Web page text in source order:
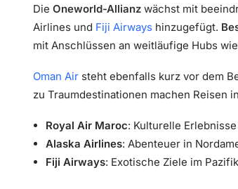
Die Oneworld-Allianz wächst mit
Airlines und Fiji Airways hinzugefügt.
mit Anschlüssen an weitläufige Hubs
Oman Air steht ebenfalls kurz vor dem
zu Traumdestinationen machen Reisen
Royal Air Maroc: Kulturelle
Alaska Airlines: Abenteuer in
Fiji Airways: Exotische Ziele im Pazifik